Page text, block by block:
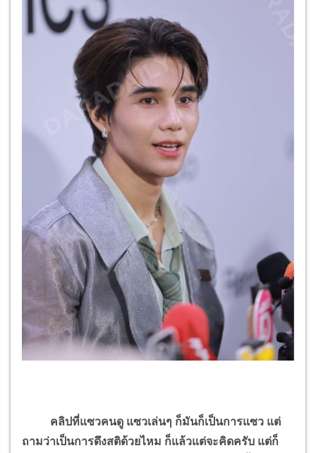
คลิปที่แซวคนดู แซวเล่นๆ ก็มันก็เป็นการแซว แต่
ถามว่าเป็นการดึงสติด้วยไหม ก็แล้วแต่จะคิดครับ แต่ก็